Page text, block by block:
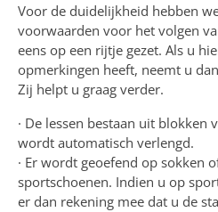
Voor de duidelijkheid hebben
voorwaarden voor het volgen
eens op een rijtje gezet. Als u
opmerkingen heeft, neemt u
Zij helpt u graag verder.
· De lessen bestaan uit blokken
wordt automatisch verlengd.
· Er wordt geoefend op sokken
sportschoenen. Indien u op
er dan rekening mee dat u de